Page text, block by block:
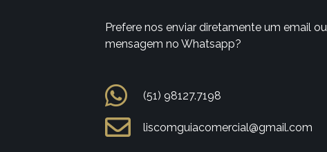
Prefere nos enviar diretamente um email ou
mensagem no Whatsapp?
(51) 98127.7198
liscomguiacomercial@gmail.com